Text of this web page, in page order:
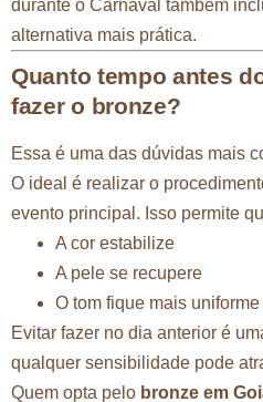
durante o Carnaval também
alternativa mais prática.
Quanto tempo antes
fazer o bronze?
Essa é uma das dúvidas mais
O ideal é realizar o
evento principal. Isso permite
A cor estabilize
A pele se recupere
O tom fique mais uniforme
Evitar fazer no dia anterior é
qualquer sensibilidade pode
Quem opta pelo bronze em